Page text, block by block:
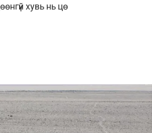
хувь нь цө